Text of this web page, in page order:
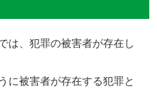
は、犯罪の被害者が存在し
に被害者が存在する犯罪と